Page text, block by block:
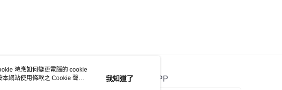
資訊 官方APP
時應如何變更電腦的 cookie
網站使用條款之 Cookie 聲明
我知道了